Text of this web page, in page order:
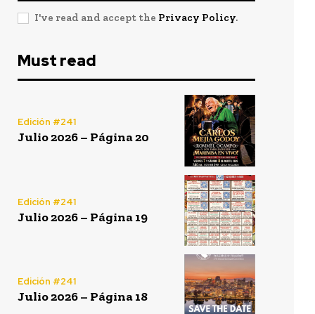
I've read and accept the Privacy Policy.
Must read
Edición #241
Julio 2026 – Página 20
Edición #241
Julio 2026 – Página 19
Edición #241
Julio 2026 – Página 18